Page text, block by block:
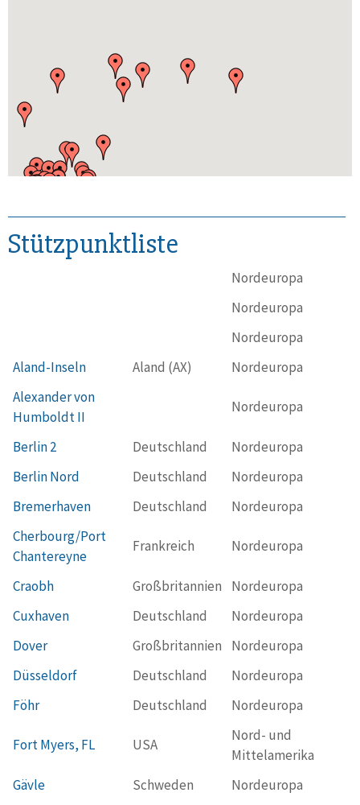
Stützpunktliste
Nordeuropa
Nordeuropa
Nordeuropa
Aland-Inseln
Aland (AX)
Nordeuropa
Alexander von
Humboldt II
Nordeuropa
Berlin 2 Deutschland
Nordeuropa
Berlin Nord
Deutschland
Nordeuropa
Bremerhaven
Deutschland
Nordeuropa
Cherbourg/Port
Chantereyne
Frankreich Nordeuropa
Craobh Großbritannien
Nordeuropa
Cuxhaven
Deutschland
Nordeuropa
Dover
Großbritannien
Nordeuropa
Düsseldorf
Deutschland
Nordeuropa
Föhr
Deutschland Nordeuropa
Fort Myers, FL USA
Nord- und
Mittelamerika
Gävle
Schweden
Nordeuropa